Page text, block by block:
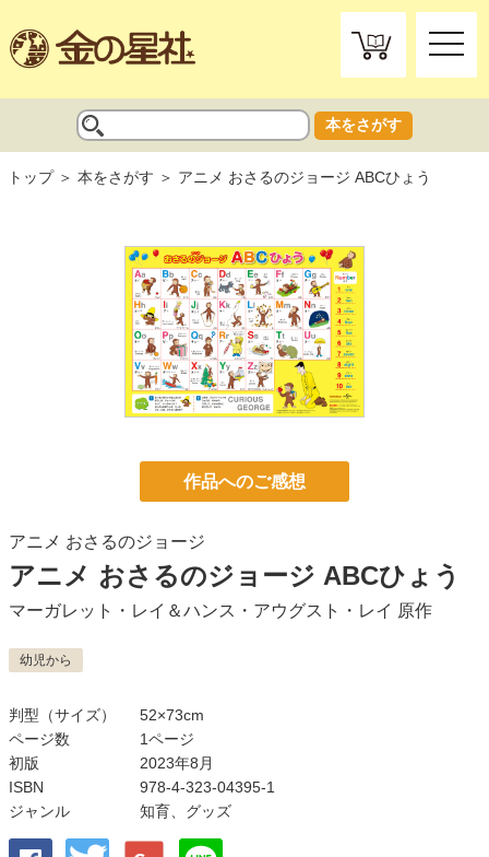
toggle
本をさがす
トップ 本をさがす アニメ おさるのジョージ ABCひょう
作品へのご感想
アニメ おさるのジョージ
アニメ おさるのジョージ ABCひょう
マーガレット・レイ＆ハンス・アウグスト・レイ 原作
幼児から
判型（サイズ）
52×73cm
ページ数
1ページ
初版
2023年8月
ISBN
978-4-323-04395-1
ジャンル
知育 グッズ